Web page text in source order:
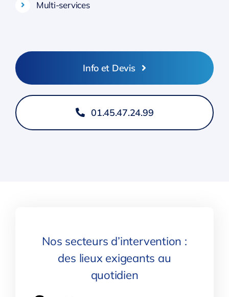
Multi-services
Info et Devis
01.45.47.24.99
Nos secteurs d’intervention :
des lieux exigeants au
quotidien